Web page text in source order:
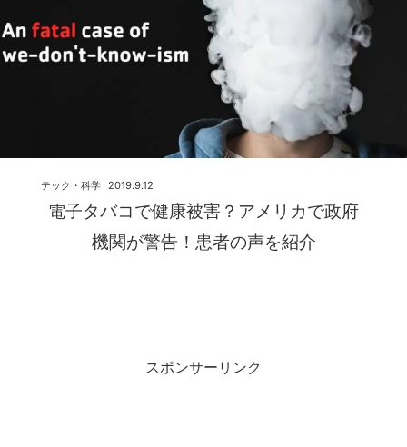
電子タバコで健康被害？アメリカで政府
機関が警告！患者の声を紹介
2019.9.12
テック・科学
スポンサーリンク